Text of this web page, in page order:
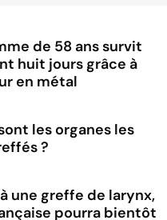
de 58 ans survit
huit jours grâce à
en métal
les organes les
?
une greffe de larynx,
pourra bientôt